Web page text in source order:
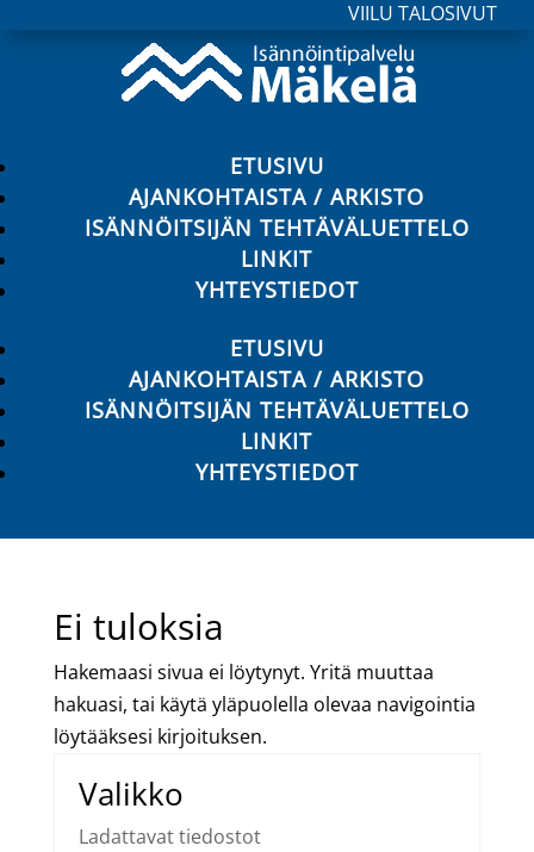
VIILU TALOSIVUT
ETUSIVU
AJANKOHTAISTA / ARKISTO
ISÄNNÖITSIJÄN TEHTÄVÄLUETTELO
LINKIT
YHTEYSTIEDOT
ETUSIVU
AJANKOHTAISTA / ARKISTO
ISÄNNÖITSIJÄN TEHTÄVÄLUETTELO
LINKIT
YHTEYSTIEDOT
Ei tuloksia
Hakemaasi sivua ei löytynyt. Yritä muuttaa
hakuasi, tai käytä yläpuolella olevaa navigointia
löytääksesi kirjoituksen.
Valikko
Ladattavat tiedostot